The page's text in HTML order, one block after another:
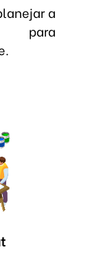
a
para